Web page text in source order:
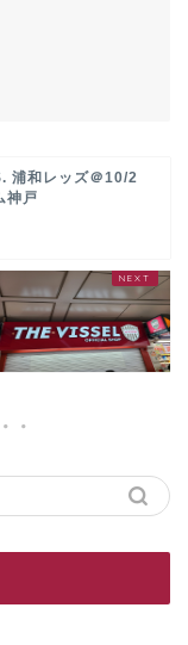
浦和レッズ＠10/2
神戸